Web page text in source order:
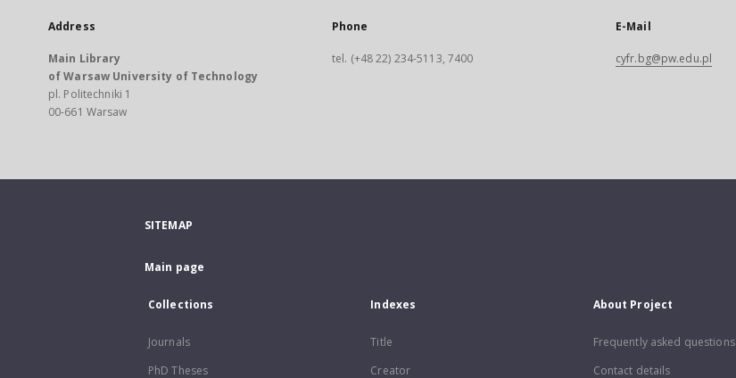
Address
Main Library
of Warsaw University of Technology
pl. Politechniki 1
00-661 Warsaw
Phone
tel. (+48 22) 234-5113, 7400
E-Mail
cyfr.bg@pw.edu.pl
SITEMAP
Main page
Collections
Journals
PhD Theses
Indexes
Title
Creator
About Project
Frequently asked questions
Contact details